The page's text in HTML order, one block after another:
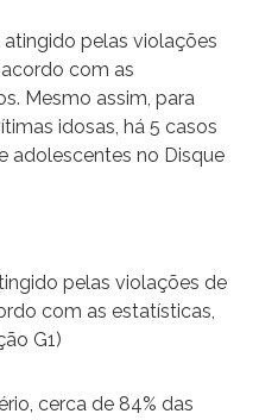
atingido pelas violações
com as
Mesmo assim, para
idosas, há 5 casos
adolescentes no Disque
pelas violações de
com as estatísticas,
G1)
cerca de 84% das